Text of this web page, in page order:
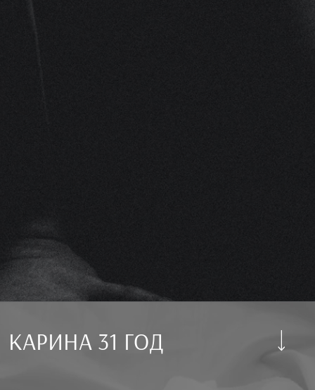
КАРИНА 31 ГОД